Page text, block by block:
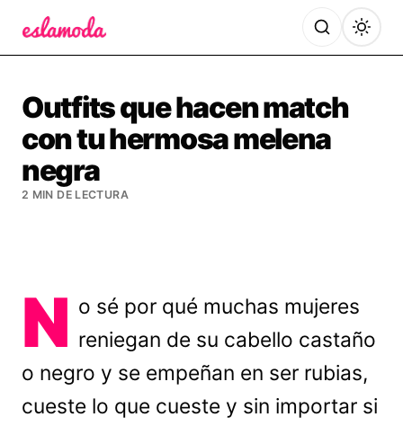
Outfits que hacen match
con tu hermosa melena
negra
2 MIN DE LECTURA
N o sé por qué muchas mujeres
reniegan de su cabello castaño
o negro y se empeñan en ser rubias,
cueste lo que cueste y sin importar si